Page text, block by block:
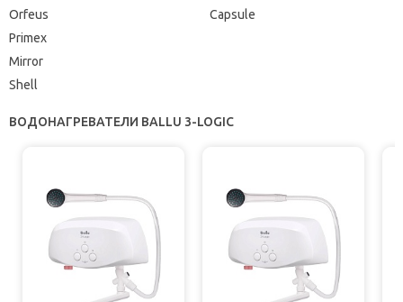
Orfeus
Primex
Mirror
Shell
Capsule
ВОДОНАГРЕВАТЕЛИ BALLU 3-LOGIC